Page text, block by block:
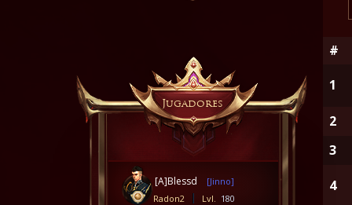
Jugadores
[A]Blessd
[Jinno]
Radon2
Lvl. 180
#
1
2
3
4